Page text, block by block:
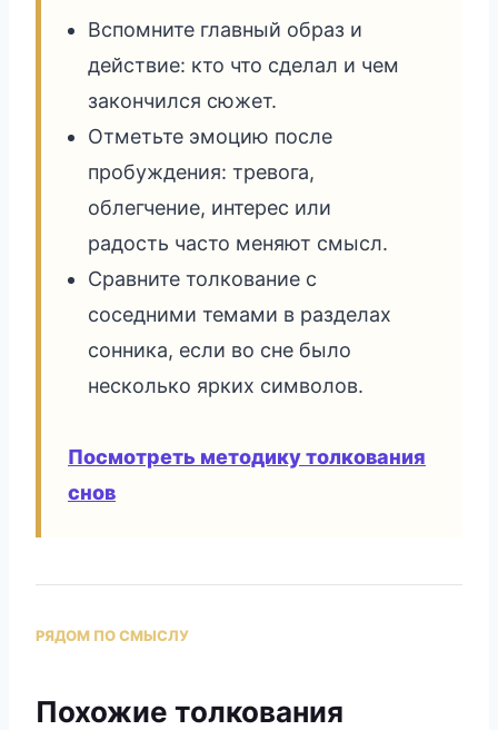
Вспомните главный образ и
действие: кто что сделал и чем
закончился сюжет.
Отметьте эмоцию после
пробуждения: тревога,
облегчение, интерес или
радость часто меняют смысл.
Сравните толкование с
соседними темами в разделах
сонника, если во сне было
несколько ярких символов.
Посмотреть методику толкования
снов
РЯДОМ ПО СМЫСЛУ
Похожие толкования